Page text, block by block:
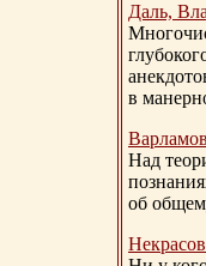
Даль,
в
Над
об